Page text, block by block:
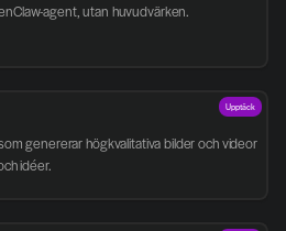
agent, utan huvudvärken.
genererar högkvalitativa bilder och videor
idéer.
Upptäck